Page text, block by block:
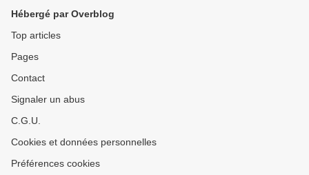
Hébergé par Overblog
Top articles
Pages
Contact
Signaler un abus
C.G.U.
Cookies et données personnelles
Préférences cookies